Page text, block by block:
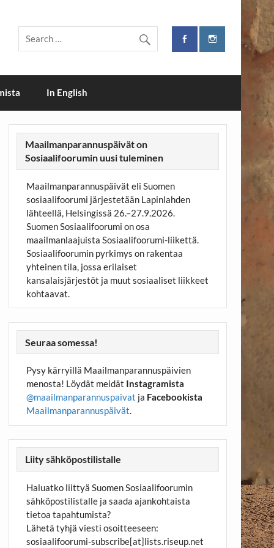
In English
Maailmanparannuspäivät on
Sosiaalifoorumin uusi tuleminen
Maailmanparannuspäivät eli Suomen
sosiaalifoorumi järjestetään Lapinlahden
lähteellä, Helsingissä 26.–27.9.2026.
Suomen Sosiaalifoorumi on osa
maailmanlaajuista Sosiaalifoorumi-liikettä.
Sosiaalifoorumin pyrkimys on rakentaa
yhteinen tila, jossa erilaiset
kansalaisjärjestöt ja muut sosiaaliset liikkeet
kohtaavat.
Seuraa somessa!
Pysy kärryillä Maailmanparannuspäivien
menosta! Löydät meidät Instagramista
@maailmanparannuspaivat ja Facebookista
Maailmanparannuspäivät.
Liity sähköpostilistalle
Haluatko liittyä Suomen Sosiaalifoorumin
sähköpostilistalle ja saada ajankohtaista
tietoa tapahtumista?
Lähetä tyhjä viesti osoitteeseen:
sosiaalifoorumi-subscribe[at]lists.riseup.net